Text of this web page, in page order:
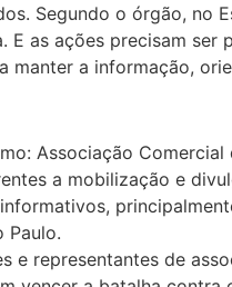
Segundo o órgão, no
E as ações precisam ser
manter a informação,
Associação
a mobilização e
Paulo.
e representantes de